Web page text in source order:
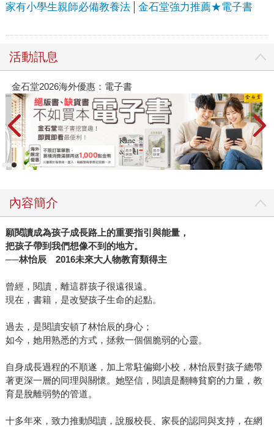
家有小學生親師必備教養法 金石堂強力推薦★電子書
活動訊息
金石堂2026海外優惠：電子書
內容簡介
願閱讀成為孩子成長路上的重要指引與能量，
把孩子帶到我們想像不到的地方。
──林怡辰 2016未來大人物教育類得主
曾經，閱讀，離這群孩子很遠很遠。
現在，書籍，是改變孩子生命的起點。
過去，是閱讀安頓了林怡辰的身心；
如今，她用熟悉的方式，拯救一個個脆弱的心靈。
自身成長過程的不順遂，加上常駐偏鄉小校，林怡辰對孩子總帶
著更深一層的同理與關懷。她堅信，閱讀是翻轉貧窮的力量，教
育是脫離弱勢的管道。
十多年來，致力推動閱讀，說服校長、家長的認同與支持，在網